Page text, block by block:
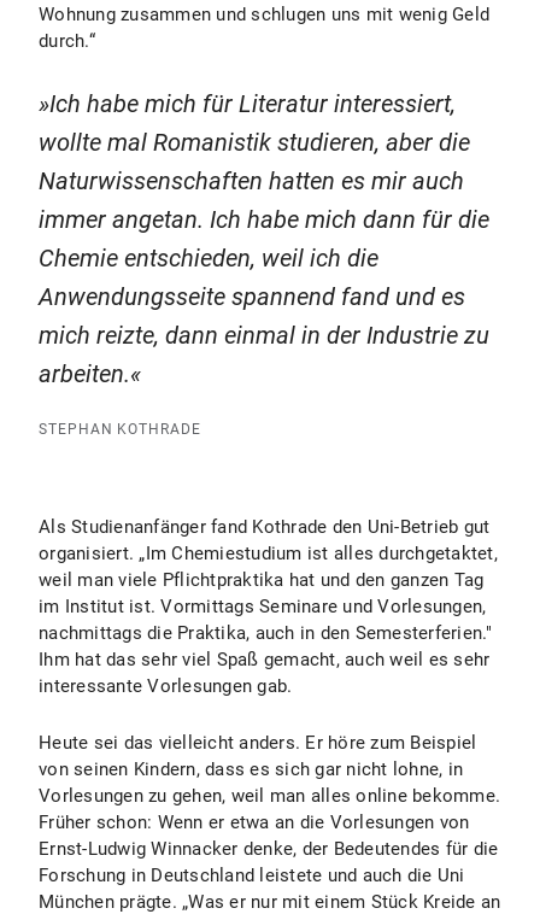
Wohnung zusammen und schlugen uns mit wenig Geld
durch.“
Ich habe mich für Literatur interessiert,
wollte mal Romanistik studieren, aber die
Naturwissenschaften hatten es mir auch
immer angetan. Ich habe mich dann für die
Chemie entschieden, weil ich die
Anwendungsseite spannend fand und es
mich reizte, dann einmal in der Industrie zu
arbeiten.
STEPHAN KOTHRADE
Als Studienanfänger fand Kothrade den Uni-Betrieb gut
organisiert. „Im Chemiestudium ist alles durchgetaktet,
weil man viele Pflichtpraktika hat und den ganzen Tag
im Institut ist. Vormittags Seminare und Vorlesungen,
nachmittags die Praktika, auch in den Semesterferien."
Ihm hat das sehr viel Spaß gemacht, auch weil es sehr
interessante Vorlesungen gab.
Heute sei das vielleicht anders. Er höre zum Beispiel
von seinen Kindern, dass es sich gar nicht lohne, in
Vorlesungen zu gehen, weil man alles online bekomme.
Früher schon: Wenn er etwa an die Vorlesungen von
Ernst-Ludwig Winnacker denke, der Bedeutendes für die
Forschung in Deutschland leistete und auch die Uni
München prägte. „Was er nur mit einem Stück Kreide an